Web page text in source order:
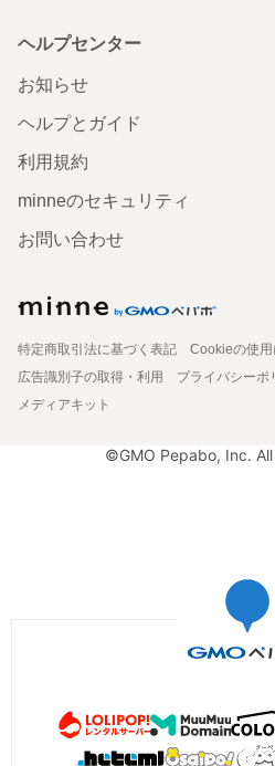
ヘルプセンター
お知らせ
ヘルプとガイド
利用規約
minneのセキュリティ
お問い合わせ
特定商取引法に基づく表記
Cookieの使用
広告識別子の取得・利用
プライバシーポ
メディアキット
©GMO Pepabo, Inc.